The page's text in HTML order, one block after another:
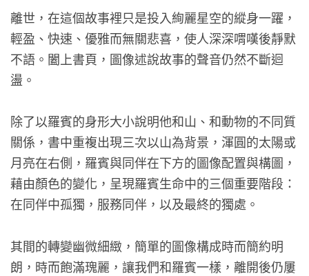
離世，在這個故事裡只是投入絢麗星空的縱身一躍，
輕盈、快速、優雅而無關悲喜，使人深深喟嘆後靜默
不語。闔上書頁，圖像述說故事的聲音仍然不斷迴
盪。
除了以羅賓的身形大小說明他和山、和動物的不同質
關係，書中重複出現三次以山為背景，渾圓的太陽或
月亮在右側，羅賓與同伴在下方的圖像配置與構圖，
藉由顏色的變化，呈現羅賓生命中的三個重要階段：
在同伴中孤獨，服務同伴，以及最終的獨處。
其間的轉變幽微細緻，簡單的圖像構成時而簡約明
朗，時而飽滿瑰麗，讓我們和羅賓一樣，離開後仍屢